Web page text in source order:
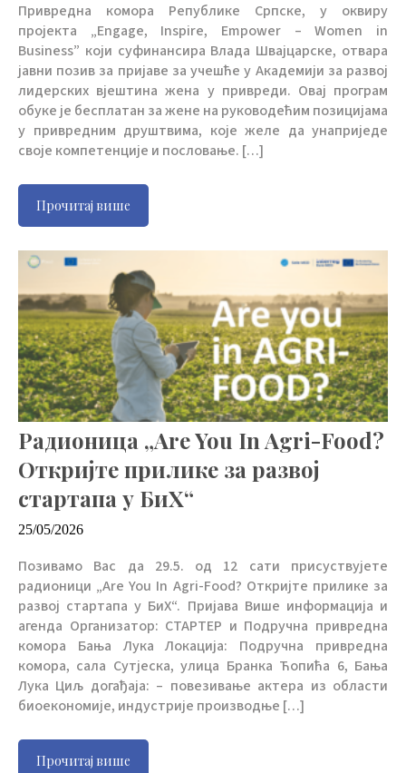
Привредна комора Републике Српске, у оквиру
пројекта „Engage, Inspire, Empower – Women in
Business” који суфинансира Влада Швајцарске, отвара
јавни позив за пријаве за учешће у Академији за развој
лидерских вјештина жена у привреди. Овај програм
обуке је бесплатан за жене на руководећим позицијама
у привредним друштвима, које желе да унаприједе
своје компетенције и пословање. […]
Прочитај више
Радионица „Are You In Agri-Food?
Откријте прилике за развој
стартапа у БиХ“
25/05/2026
Позивамо Вас да 29.5. од 12 сати присуствујете
радионици „Are You In Agri-Food? Откријте прилике за
развој стартапа у БиХ“. Пријава Више информација и
агенда Организатор: СТАРТЕР и Подручна привредна
комора Бања Лука Локација: Подручна привредна
комора, сала Сутјеска, улица Бранка Ћопића 6, Бања
Лука Циљ догађаја: – повезивање актера из области
биоекономије, индустрије производње […]
Прочитај више